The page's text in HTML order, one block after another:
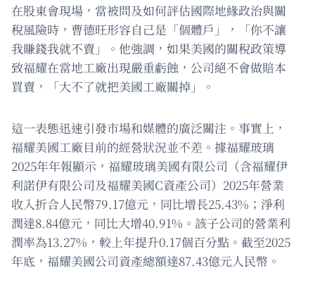
在股東會現場，當被問及如何評估國際地緣政治與關
稅風險時，曹德旺形容自己是「個體戶」，「你不讓
我賺錢我就不賣」。他強調，如果美國的關稅政策導
致福耀在當地工廠出現嚴重虧蝕，公司絕不會做賠本
買賣，「大不了就把美國工廠關掉」。
這一表態迅速引發市場和媒體的廣泛關注。事實上，
福耀美國工廠目前的經營狀況並不差。據福耀玻璃
2025年年報顯示，福耀玻璃美國有限公司（含福耀伊
利諾伊有限公司及福耀美國C資產公司）2025年營業
收入折合人民幣79.17億元，同比增長25.43%；淨利
潤達8.84億元，同比大增40.91%。該子公司的營業利
潤率為13.27%，較上年提升0.17個百分點。截至2025
年底，福耀美國公司資產總額達87.43億元人民幣。